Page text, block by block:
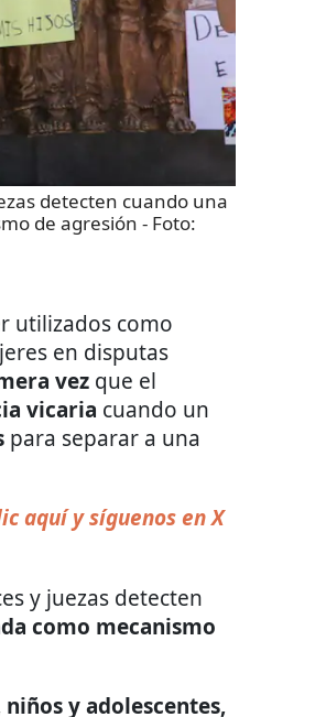
detecten cuando una
de agresión - Foto:
utilizados como
en disputas
vez que el
vicaria cuando un
para separar a una
aquí y síguenos en X
y juezas detecten
como mecanismo
y adolescentes,